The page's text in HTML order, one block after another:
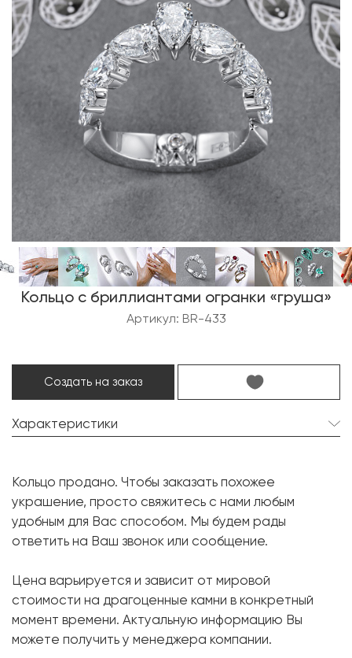
Кольцо с бриллиантами огранки «груша»
Артикул: BR-433
Создать на заказ
Характеристики
Форма огранки:
Бриллиант:
1 шт. 0.02 карат.
Форма огранки:
Металл:
Белое золото, 750 проба
Вес грамм:
Размер:
Кольцо продано. Чтобы заказать похожее
украшение, просто свяжитесь с нами любым
удобным для Вас способом. Мы будем рады
ответить на Ваш звонок или сообщение.
Цена варьируется и зависит от мировой
стоимости на драгоценные камни в конкретный
момент времени. Актуальную информацию Вы
можете получить у менеджера компании.